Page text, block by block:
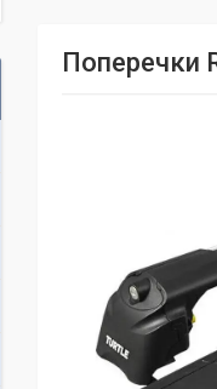
Поперечки